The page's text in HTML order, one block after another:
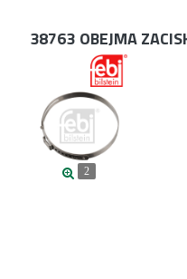
38763 OBEJMA
2